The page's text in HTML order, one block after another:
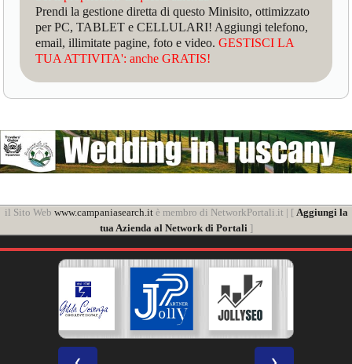
Prendi la gestione diretta di questo Minisito, ottimizzato
per PC, TABLET e CELLULARI! Aggiungi telefono,
email, illimitate pagine, foto e video.GESTISCI LA
TUA ATTIVITA': anche GRATIS!
il Sito Web www.campaniasearch.itè membro di NetworkPortali.it | [ Aggiungi la
tua Azienda al Network di Portali]